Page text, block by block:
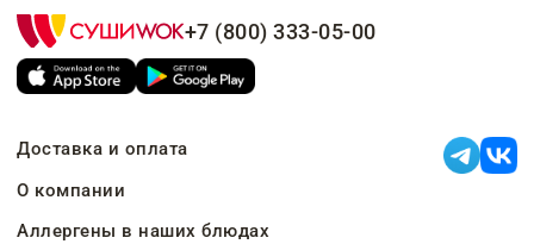
+7 (800) 333-05-00
Доставка и оплата
О компании
Аллергены в наших блюдах